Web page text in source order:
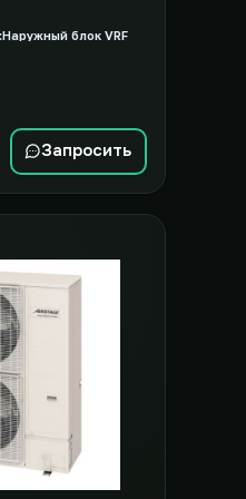
Наружный блок VRF
Запросить